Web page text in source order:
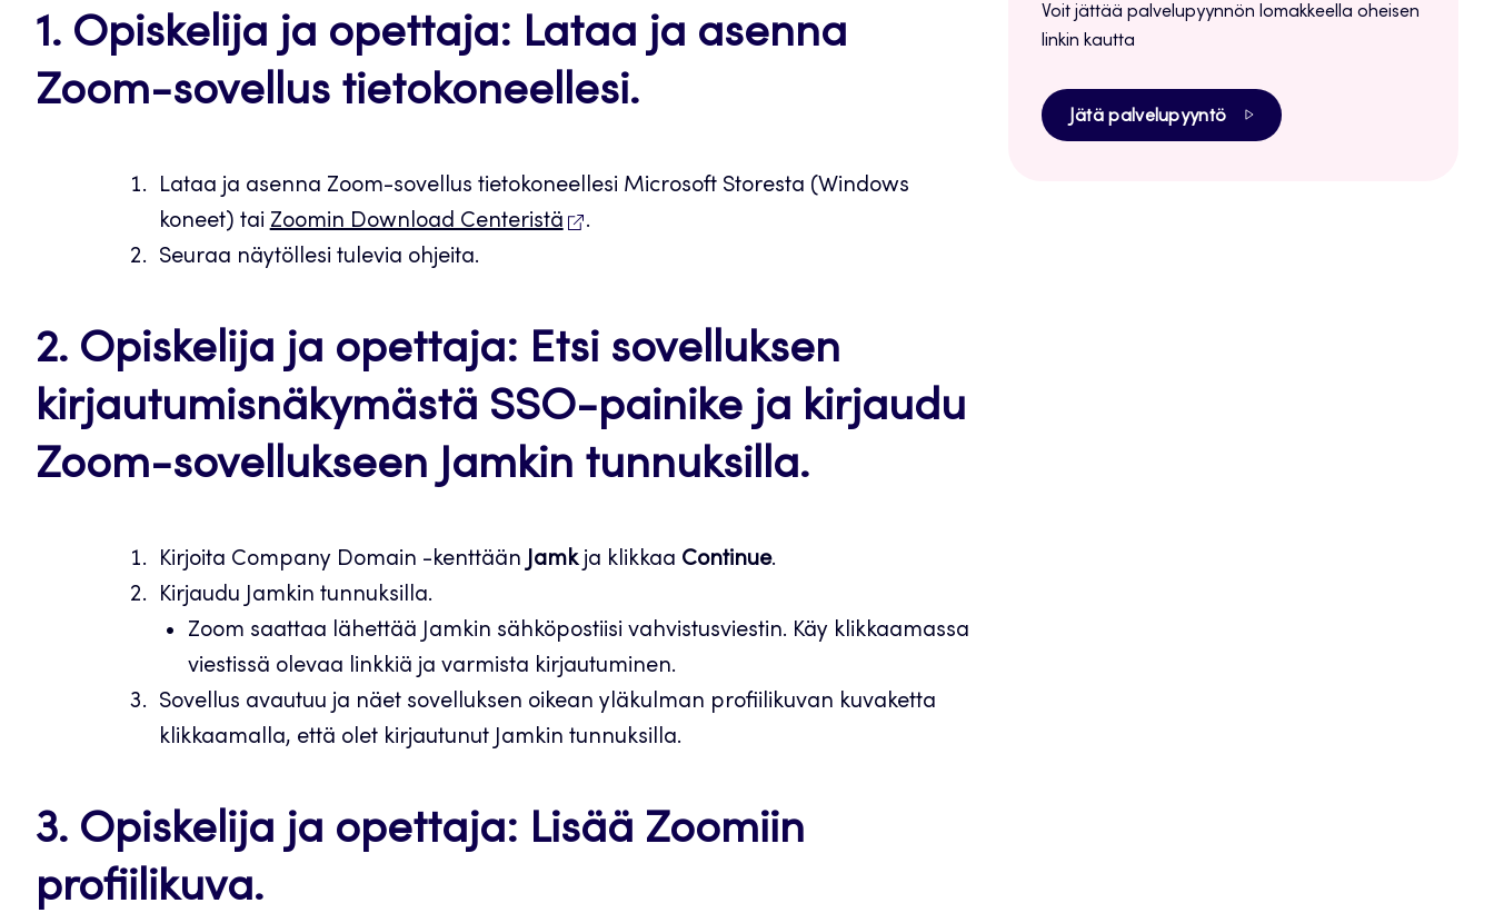
1. Opiskelija ja opettaja: Lataa ja asenna
Zoom-sovellus tietokoneellesi.
Lataa ja asenna Zoom-sovellus tietokoneellesi Microsoft Storesta (Windows
koneet) tai Zoomin Download Centeristä
.
Seuraa näytöllesi tulevia ohjeita.
2. Opiskelija ja opettaja: Etsi sovelluksen
kirjautumisnäkymästä SSO-painike ja kirjaudu
Zoom-sovellukseen Jamkin tunnuksilla.
Kirjoita Company Domain -kenttään Jamkja klikkaa Continue.
Kirjaudu Jamkin tunnuksilla.
Zoom saattaa lähettää Jamkin sähköpostiisi vahvistusviestin. Käy klikkaamassa
viestissä olevaa linkkiä ja varmista kirjautuminen.
Sovellus avautuu ja näet sovelluksen oikean yläkulman profiilikuvan kuvaketta
klikkaamalla, että olet kirjautunut Jamkin tunnuksilla.
3. Opiskelija ja opettaja: Lisää Zoomiin
profiilikuva.
Voit jättää palvelupyynnön lomakkeella oheisen
linkin kautta
Jätä palvelupyyntö